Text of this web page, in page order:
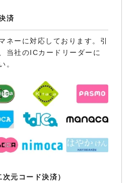
済
ネーに対応しております。引
当社のICカードリーダーに
。
元コード決済）